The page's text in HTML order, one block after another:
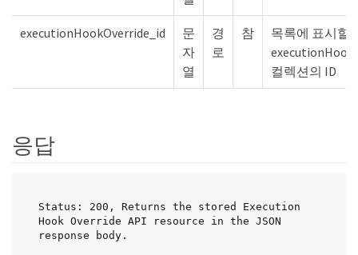
executionHookOverride_id
문
자
열
경
로
참
목록에 표시할
컬렉션의 ID
응답
Status: 200, Returns the stored Execution
Hook Override API resource in the JSON
response body.